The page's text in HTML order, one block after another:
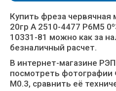
Купить фреза
20гр А 2510-4477 Р6М5
10331-81 можно как за
безналичный расчет.
В интернет-магазине
посмотреть
М0.3, сравнить её